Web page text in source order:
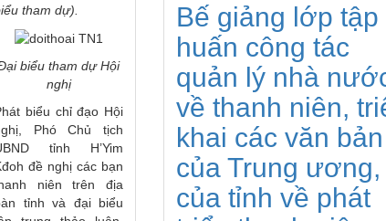
tham dự).
biểu tham dự Hội
nghị
biểu chỉ đạo Hội
Phó Chủ tịch
tỉnh H’Yim
đề nghị các bạn
niên trên địa
tỉnh và đại biểu
Bế giảng lớp tập
huấn công tác
quản lý nhà
về thanh niên,
khai các văn bản
của Trung ương,
của tỉnh về phát